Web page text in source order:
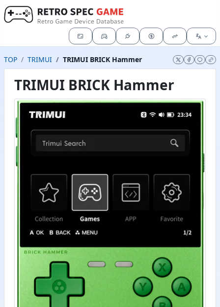
TOP TRIMUI TRIMUI BRICK Hammer
TRIMUI BRICK Hammer